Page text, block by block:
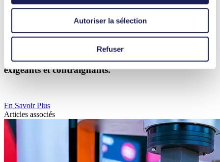
Autoriser la sélection
Refuser
utilisés peuvent fonctionner avec un rendement global moindre.
C’est dans ces cas particuliers que les pompes à membrane peuvent
être particulièrement utiles, car leur conception offre plusieurs
Lisez la suite pour découvrir pourquoi les pompes à
membrane sont le choix idéal pour les fluides
exigeants et contraignants.
En Savoir Plus
Articles associés